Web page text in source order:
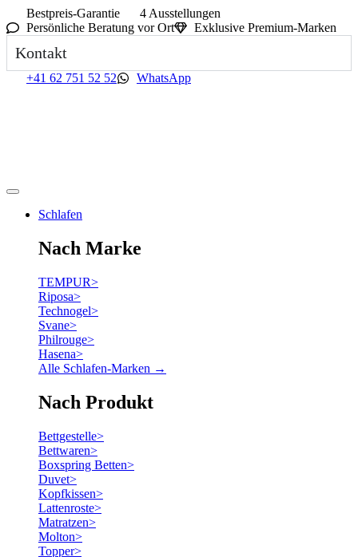
Bestpreis-Garantie
4 Ausstellungen
Persönliche Beratung vor Ort
Exklusive Premium-Marken
Kontakt
+41 62 751 52 52 WhatsApp
Schlafen
Nach Marke
TEMPUR>
Riposa>
Technogel>
Svane>
Philrouge>
Hasena>
Alle Schlafen-Marken →
Nach Produkt
Bettgestelle>
Bettwaren>
Boxspring Betten>
Duvet>
Kopfkissen>
Lattenroste>
Matratzen>
Molton>
Topper>